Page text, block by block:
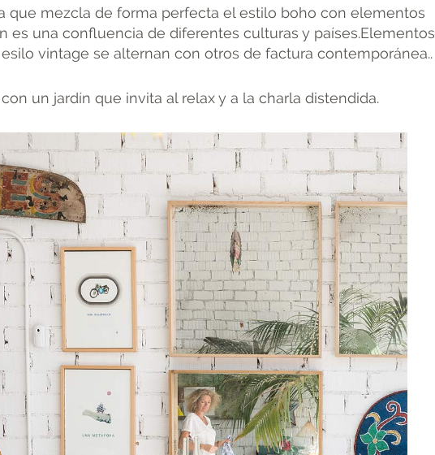
que mezcla de forma perfecta el estilo boho con elementos
es una confluencia de diferentes culturas y países.Elementos
vintage se alternan con otros de factura contemporánea..
un jardín que invita al relax y a la charla distendida.